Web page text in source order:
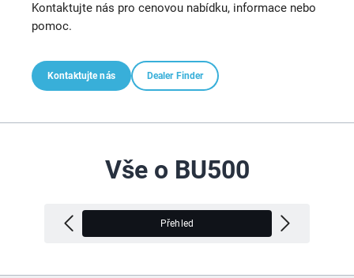
Kontaktujte nás pro cenovou nabídku, informace nebo
pomoc.
Kontaktujte nás Dealer Finder
Vše o BU500
Přehled